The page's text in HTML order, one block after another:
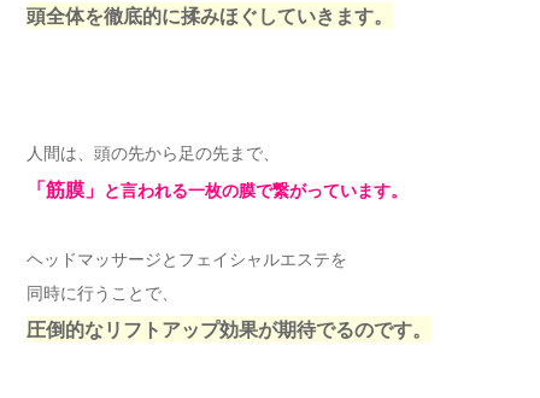
頭全体を徹底的に揉みほぐしていきます。
人間は、頭の先から足の先まで、
「筋膜」 と言われる一枚の膜で繋がっています。
ヘッドマッサージとフェイシャルエステを
同時に行うことで、
圧倒的なリフトアップ効果が期待でるのです。